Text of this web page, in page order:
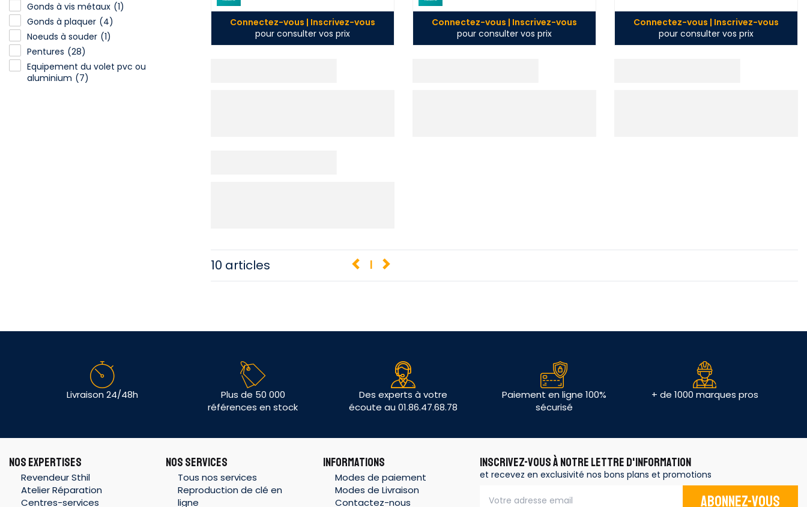
Gonds à vis métaux (1)
Gonds à plaquer (4)
Noeuds à souder (1)
Pentures (28)
Equipement du volet pvc ou
aluminium (7)
Connectez-vous | Inscrivez-vous
pour consulter vos prix
Connectez-vous | Inscrivez-vous
pour consulter vos prix
Connectez-vous | Inscrivez-vous
pour consulter vos prix
10 articles 1
Livraison 24/48h
Plus de 50 000
références en stock
Des experts à votre
écoute au 01.86.47.68.78
Paiement en ligne 100%
sécurisé
+ de 1000 marques pros
NOS EXPERTISES
Revendeur Sthil
Atelier Réparation
Centres-services
NOS SERVICES
Tous nos services
Reproduction de clé en
ligne
INFORMATIONS
Modes de paiement
Modes de Livraison
Contactez-nous
INSCRIVEZ-VOUS À NOTRE LETTRE D'INFORMATION
et recevez en exclusivité nos bons plans et promotions
Abonnez-vous